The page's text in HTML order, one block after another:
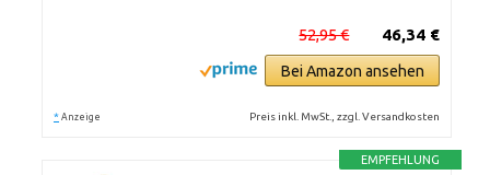
46,34 €
52,95 €
Bei Amazon ansehen
* Anzeige Preis inkl. MwSt., zzgl. Versandkosten
EMPFEHLUNG